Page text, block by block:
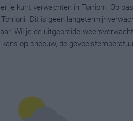
je kunt verwachten in Torrioni. Op
Dit is geen
Wil je de uitgebreide
op sneeuw, de